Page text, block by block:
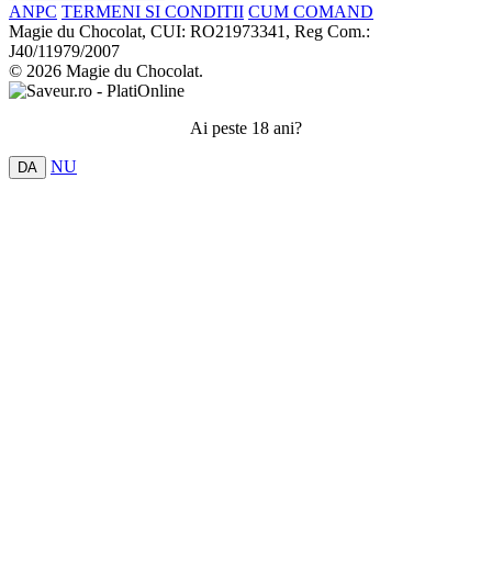
ANPC TERMENI SI CONDITII CUM COMAND
Magie du Chocolat, CUI: RO21973341, Reg Com.:
J40/11979/2007
© 2026 Magie du Chocolat.
Ai peste 18 ani?
DA NU